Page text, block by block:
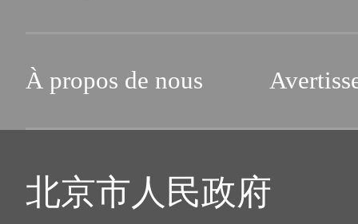
À propos de nous
北京市人民政府